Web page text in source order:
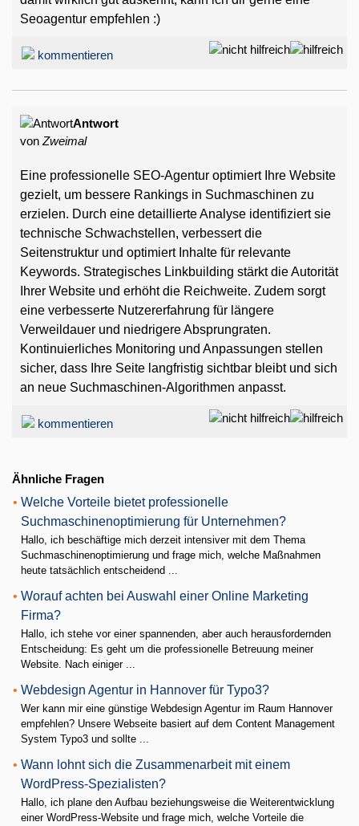
Seoagentur empfehlen :)
kommentieren
Antwort
von Zweimal
Eine professionelle SEO-Agentur optimiert Ihre Website
gezielt, um bessere Rankings in Suchmaschinen zu
erzielen. Durch eine detaillierte Analyse identifiziert sie
technische Schwachstellen, verbessert die
Seitenstruktur und optimiert Inhalte für relevante
Keywords. Strategisches Linkbuilding stärkt die Autorität
Ihrer Website und erhöht die Reichweite. Zudem sorgt
eine verbesserte Nutzererfahrung für längere
Verweildauer und niedrigere Absprungraten.
Kontinuierliches Monitoring und Anpassungen stellen
sicher, dass Ihre Seite langfristig sichtbar bleibt und sich
an neue Suchmaschinen-Algorithmen anpasst.
kommentieren
Ähnliche Fragen
• Welche Vorteile bietet professionelle
Suchmaschinenoptimierung für Unternehmen?
Hallo, ich beschäftige mich derzeit intensiver mit dem Thema
Suchmaschinenoptimierung und frage mich, welche Maßnahmen
heute tatsächlich entscheidend ...
• Worauf achten bei Auswahl einer Online Marketing
Firma?
Hallo, ich stehe vor einer spannenden, aber auch herausfordernden
Entscheidung: Es geht um die professionelle Betreuung meiner
Website. Nach einiger ...
• Webdesign Agentur in Hannover für Typo3?
Wer kann mir eine günstige Webdesign Agentur im Raum Hannover
empfehlen? Unsere Webseite basiert auf dem Content Management
System Typo3 und sollte ...
• Wann lohnt sich die Zusammenarbeit mit einem
WordPress-Spezialisten?
Hallo, ich plane den Aufbau beziehungsweise die Weiterentwicklung
einer WordPress-Website und frage mich, welche Vorteile die